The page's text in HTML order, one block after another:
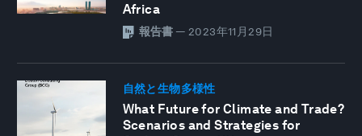
Africa
報告書 — 2023年11月29日
自然と生物多様性
What Future for Climate and Trade?
Scenarios and Strategies for